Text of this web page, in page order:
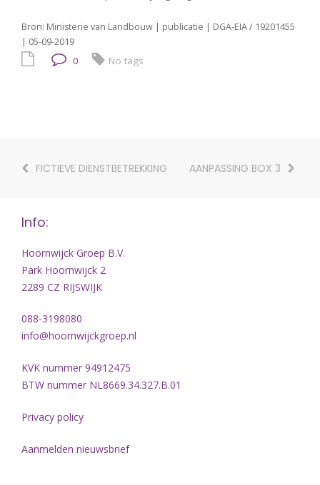
Bron: Ministerie van Landbouw | publicatie | DGA-EIA / 19201455
| 05-09-2019
0 No tags
FICTIEVE DIENSTBETREKKING AANPASSING BOX 3
Info:
Hoornwijck Groep B.V.
Park Hoornwijck 2
2289 CZ RIJSWIJK
088-3198080
info@hoornwijckgroep.nl
KVK nummer 94912475
BTW nummer NL8669.34.327.B.01
Privacy policy
Aanmelden nieuwsbrief